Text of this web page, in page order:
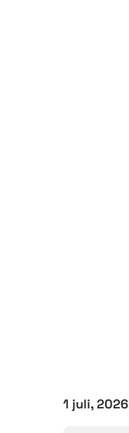
1 juli, 2026